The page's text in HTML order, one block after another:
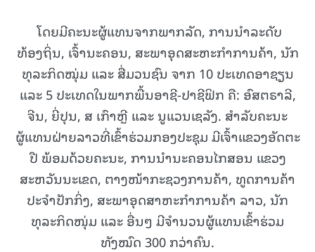
ໂດຍມີຄະນະຜູ້ແທນຈາກພາກລັດ, ການນໍາລະດັບ
ທ້ອງຖິ່ນ, ເຈົ້ານະຄອນ, ສະພາອຸດສະຫະກໍາການຄ້າ, ນັກ
ທຸລະກິດໝຸ່ມ ແລະ ສື່ມວນຊົນ ຈາກ 10 ປະເທດອາຊຽນ
ແລະ 5 ປະເທດໃນພາກພື້ນອາຊີ-ປາຊີຟິກ ຄື: ອົສຕຣາລີ,
ຈີນ, ຍີ່ປຸນ, ສ ເກົາຫຼີ ແລະ ນູແວນເຊລັງ. ສໍາລັບຄະນະ
ຜູ້ແທນຝ່າຍລາວທີ່ເຂົ້າຮ່ວມກອງປະຊຸມ ມີເຈົ້າແຂວງອັດຕະ
ປື ພ້ອມດ້ວຍຄະນະ, ການນໍານະຄອນໄກສອນ ແຂວງ
ສະຫວັນນະເຂດ, ຕາງໜ້າກະຊວງການຄ້າ, ທູດການຄ້າ
ປະຈໍາປັກກິ່ງ, ສະພາອຸດສາຫະກໍາການຄ້າ ລາວ, ນັກ
ທຸລະກິດໜຸ່ມ ແລະ ອື່ນໆ ມີຈໍານວນຜູ້ແທນເຂົ້າຮ່ວມ
ທັງໝົດ 300 ກວ່າຄົນ.